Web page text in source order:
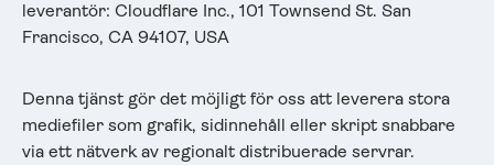
leverantör: Cloudflare Inc., 101 Townsend St. San
Francisco, CA 94107, USA
Denna tjänst gör det möjligt för oss att leverera stora
mediefiler som grafik, sidinnehåll eller skript snabbare
via ett nätverk av regionalt distribuerade servrar.